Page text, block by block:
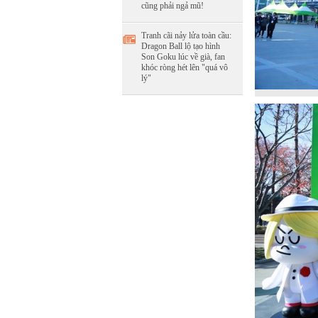
cũng phải ngả mũ!
Tranh cãi nảy lửa toàn cầu:
Dragon Ball lộ tạo hình
Son Goku lúc về già, fan
khóc ròng hét lên "quá vô
lý"